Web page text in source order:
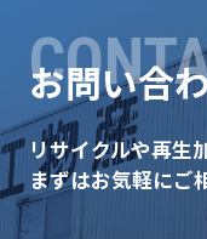
お問い合
リサイクルや再生
まずはお気軽にご